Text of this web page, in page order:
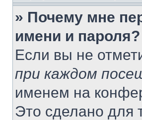
» Почему мне
имени и пароля?
Если вы не
при каждом
именем на
Это сделано для